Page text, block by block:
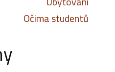
Očima studentů